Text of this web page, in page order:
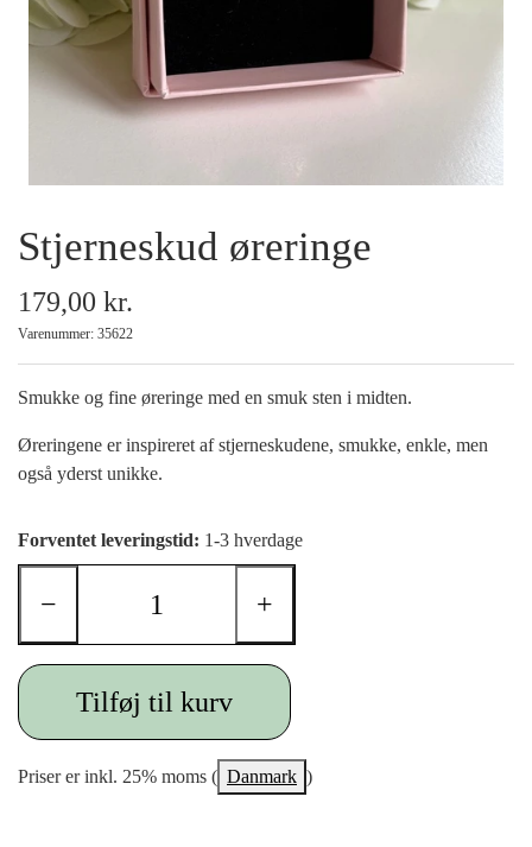
Ankelkæder
Mix and Match
Gavekort
Tilbud
Stjerneskud øreringe
179,00 kr.
Varenummer: 35622
Smukke og fine øreringe med en smuk sten i midten.
Øreringene er inspireret af stjerneskudene, smukke, enkle, men
også yderst unikke.
Forventet leveringstid: 1-3 hverdage
− +
Tilføj til kurv
Priser er inkl. 25% moms ( Danmark )